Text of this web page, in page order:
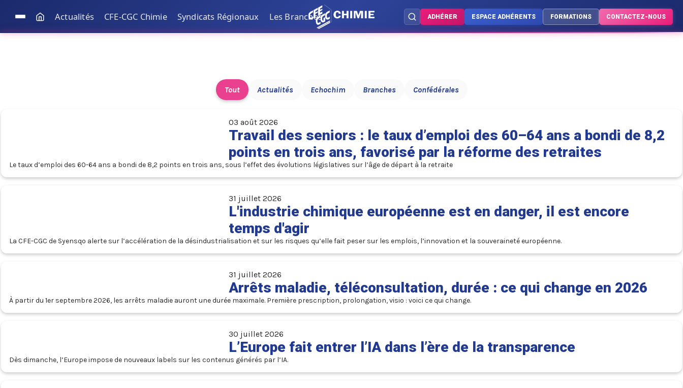
Actualités CFE-CGC Chimie Syndicats Régionaux Les Branches ADHÉRER ESPACE ADHÉRENTS FORMATIONS CONTACTEZ-NOUS
Tout Actualités Echochim Branches Confédérales
03 août 2026
Travail des seniors : le taux d’emploi des 60–64 ans a bondi de 8,2
points en trois ans, favorisé par la réforme des retraites
Le taux d’emploi des 60-64 ans a bondi de 8,2 points en trois ans, sous l’effet des évolutions législatives sur l’âge de départ à la retraite
31 juillet 2026
L'industrie chimique européenne est en danger, il est encore
temps d'agir
La CFE-CGC de Syensqo alerte sur l’accélération de la désindustrialisation et sur les risques qu’elle fait peser sur les emplois, l’innovation et la souveraineté européenne.
31 juillet 2026
Arrêts maladie, téléconsultation, durée : ce qui change en 2026
À partir du 1er septembre 2026, les arrêts maladie auront une durée maximale. Première prescription, prolongation, visio : voici ce qui change.
30 juillet 2026
L’Europe fait entrer l’IA dans l’ère de la transparence
Dès dimanche, l’Europe impose de nouveaux labels sur les contenus générés par l’IA.